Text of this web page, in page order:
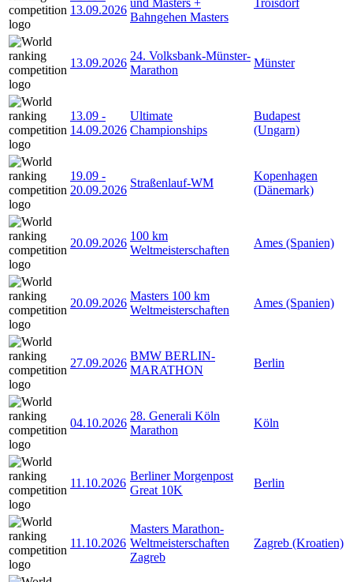
13.09.2026
Bahngehen Masters
13.09.2026
24. Volksbank-Münster-
Marathon
Münster
13.09 -
14.09.2026
Ultimate
Championships
Budapest
(Ungarn)
19.09 -
20.09.2026
Straßenlauf-WM
Kopenhagen
(Dänemark)
20.09.2026
100 km
Weltmeisterschaften
Ames (Spanien)
20.09.2026
Masters 100 km
Weltmeisterschaften
Ames (Spanien)
27.09.2026
BMW BERLIN-
MARATHON
Berlin
04.10.2026
28. Generali Köln
Marathon
Köln
11.10.2026
Berliner Morgenpost
Great 10K
Berlin
11.10.2026
Masters Marathon-
Weltmeisterschaften
Zagreb
Zagreb (Kroatien)